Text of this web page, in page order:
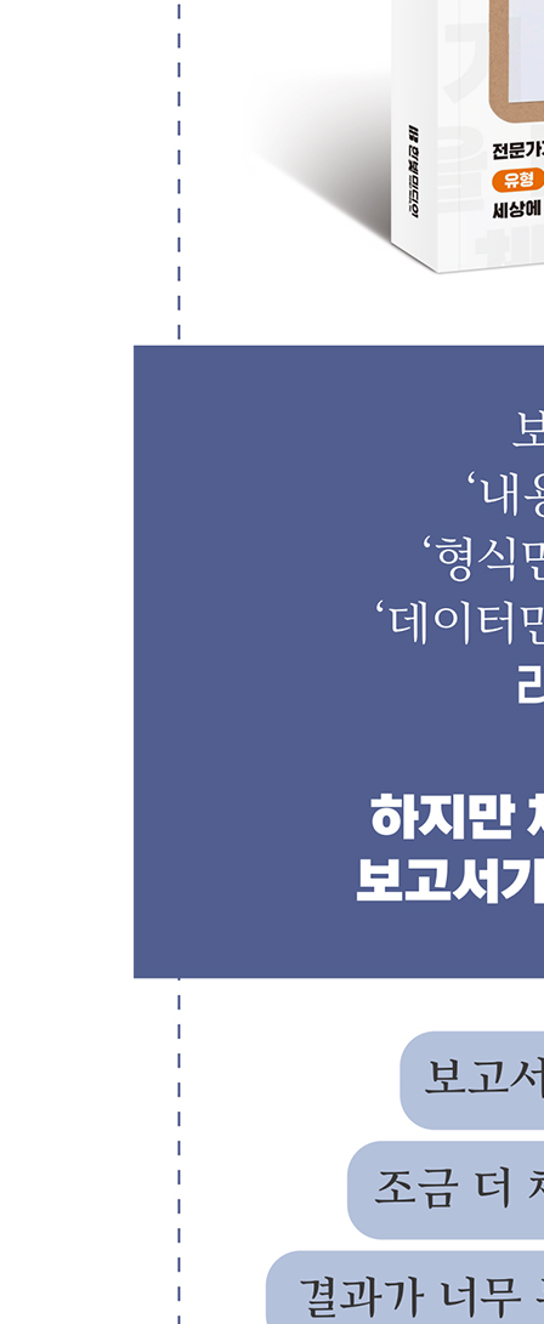
ㆍ③ What : 본문은 낱개가 아닌 덩어리로 정리하
ㆍ④ How : 실행 계획이 구체화되지 않으면 기획
ㆍ⑤ So What : 기획 보고서의 마지막 방점, 실리를
LESSON 06 기획 보고서, 세 가지 업그레이드 포인
ㆍ① 제목이 열일한다
ㆍ② 상사의 시간을 절약해주는 세 줄 요약의 기술
ㆍ③ 기획 보고서의 추가 구성 요소
CHAPTER 03 보고서의 문장
LESSON 02 명확한 문장 표현의 기술 다섯 가지
ㆍ② 문장 성분 간의 호응에 유의한다
ㆍ⑤ 애매모호한 표현은 지양하고, 명확한 수치 표
ㆍ① 전문 용어와 외래어 사용은 자제하자
ㆍ③ 명사 뭉치기 표현은 지양하자
ㆍ④ 문장 앞에 태그를 달아보자
ㆍ① 문장 내에서 단어 중복을 피하자
ㆍ② 문장 내에서 의미 중복을 제거하자
ㆍ③ 뱀의 다리는 제거하자, 사족과 같은 표현
ㆍ④ 복잡한 글을 기호로 표현하자
ㆍ⑤ 하이라이팅 표현으로 간결함을 더하자
CHAPTER 04 보고서의 문단
LESSON 01 문단 정리 기술의 양대 산맥, 구조화
ㆍ문단을 정리하는 두 가지 방법